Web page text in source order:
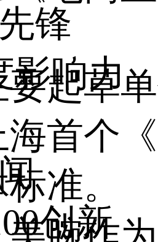
起草
首个
准。
锋
影响力
创新